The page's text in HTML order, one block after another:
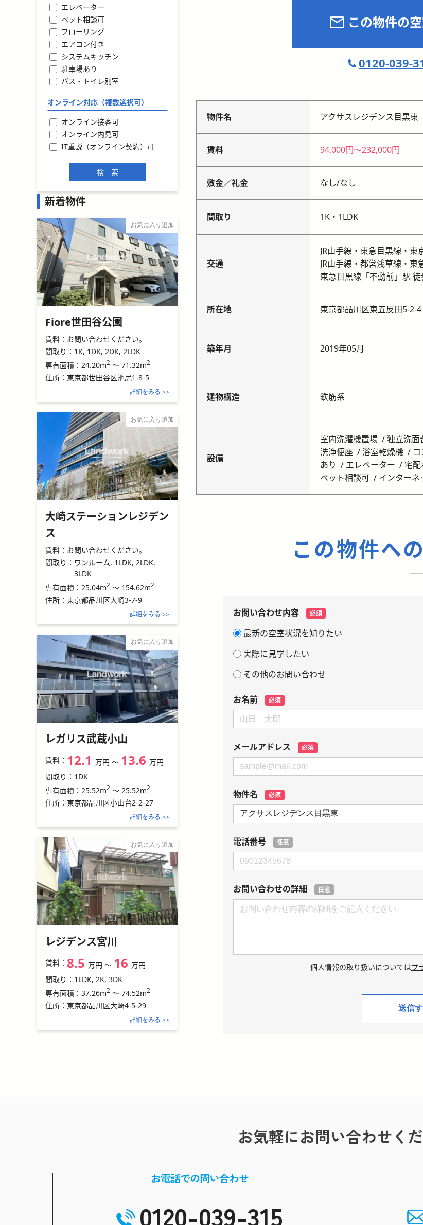
この物件の
0120-039-
物件名 アクサスレジデンス目黒東
賃料 94,000円〜232,000円
敷金／礼金 なし/なし
間取り 1K・1LDK
交通
JR山手線・東急目黒線・
JR山手線・都営浅草線・
東急目黒線「不動前」駅
所在地 東京都品川区東五反田5-2-4
築年月 2019年05月
建物構造 鉄筋系
設備
室内洗濯機置場 独立洗面
洗浄便座
浴室乾燥機
あり
エレベーター 宅
ペット相談可
インターネ
この物件へ
お問い合わせ内容 必須
最新の空室状況を知りたい
実際に見学したい
その他のお問い合わせ
お名前 必須
メールアドレス 必須
物件名 必須
電話番号 任意
お問い合わせの詳細 任意
個人情報の取り扱いについてはプ
エレベーター
ペット相談可
フローリング
エアコン付き
システムキッチン
駐車場あり
バス・トイレ別室
オンライン対応（複数選択可）
オンライン接客可
オンライン内見可
IT重説（オンライン契約）可
新着物件
お気に入り追加
Fiore世田谷公園
賃料： お問い合わせください。
間取り： 1K, 1DK, 2DK, 2LDK
専有面積： 24.20m2 ～ 71.32m2
住所： 東京都世田谷区池尻1-8-5
詳細をみる >>
お気に入り追加
大崎ステーションレジデン
ス
賃料： お問い合わせください。
間取り： ワンルーム, 1LDK, 2LDK,
3LDK
専有面積： 25.04m2 ～ 154.62m2
住所： 東京都品川区大崎3-7-9
詳細をみる >>
お気に入り追加
レガリス武蔵小山
賃料： 12.1 万円 〜 13.6 万円
間取り： 1DK
専有面積： 25.52m2 ～ 25.52m2
住所： 東京都品川区小山台2-2-27
詳細をみる >>
お気に入り追加
レジデンス宮川
賃料： 8.5 万円 〜 16 万円
間取り： 1LDK, 2K, 3DK
専有面積： 37.26m2 ～ 74.52m2
住所： 東京都品川区大崎4-5-29
詳細をみる >>
お気軽にお問い合わせく
お電話での問い合わせ
0120-039-315